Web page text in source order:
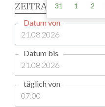
ZEITRAUM
Datum von
Datum bis
täglich von
31
1 2